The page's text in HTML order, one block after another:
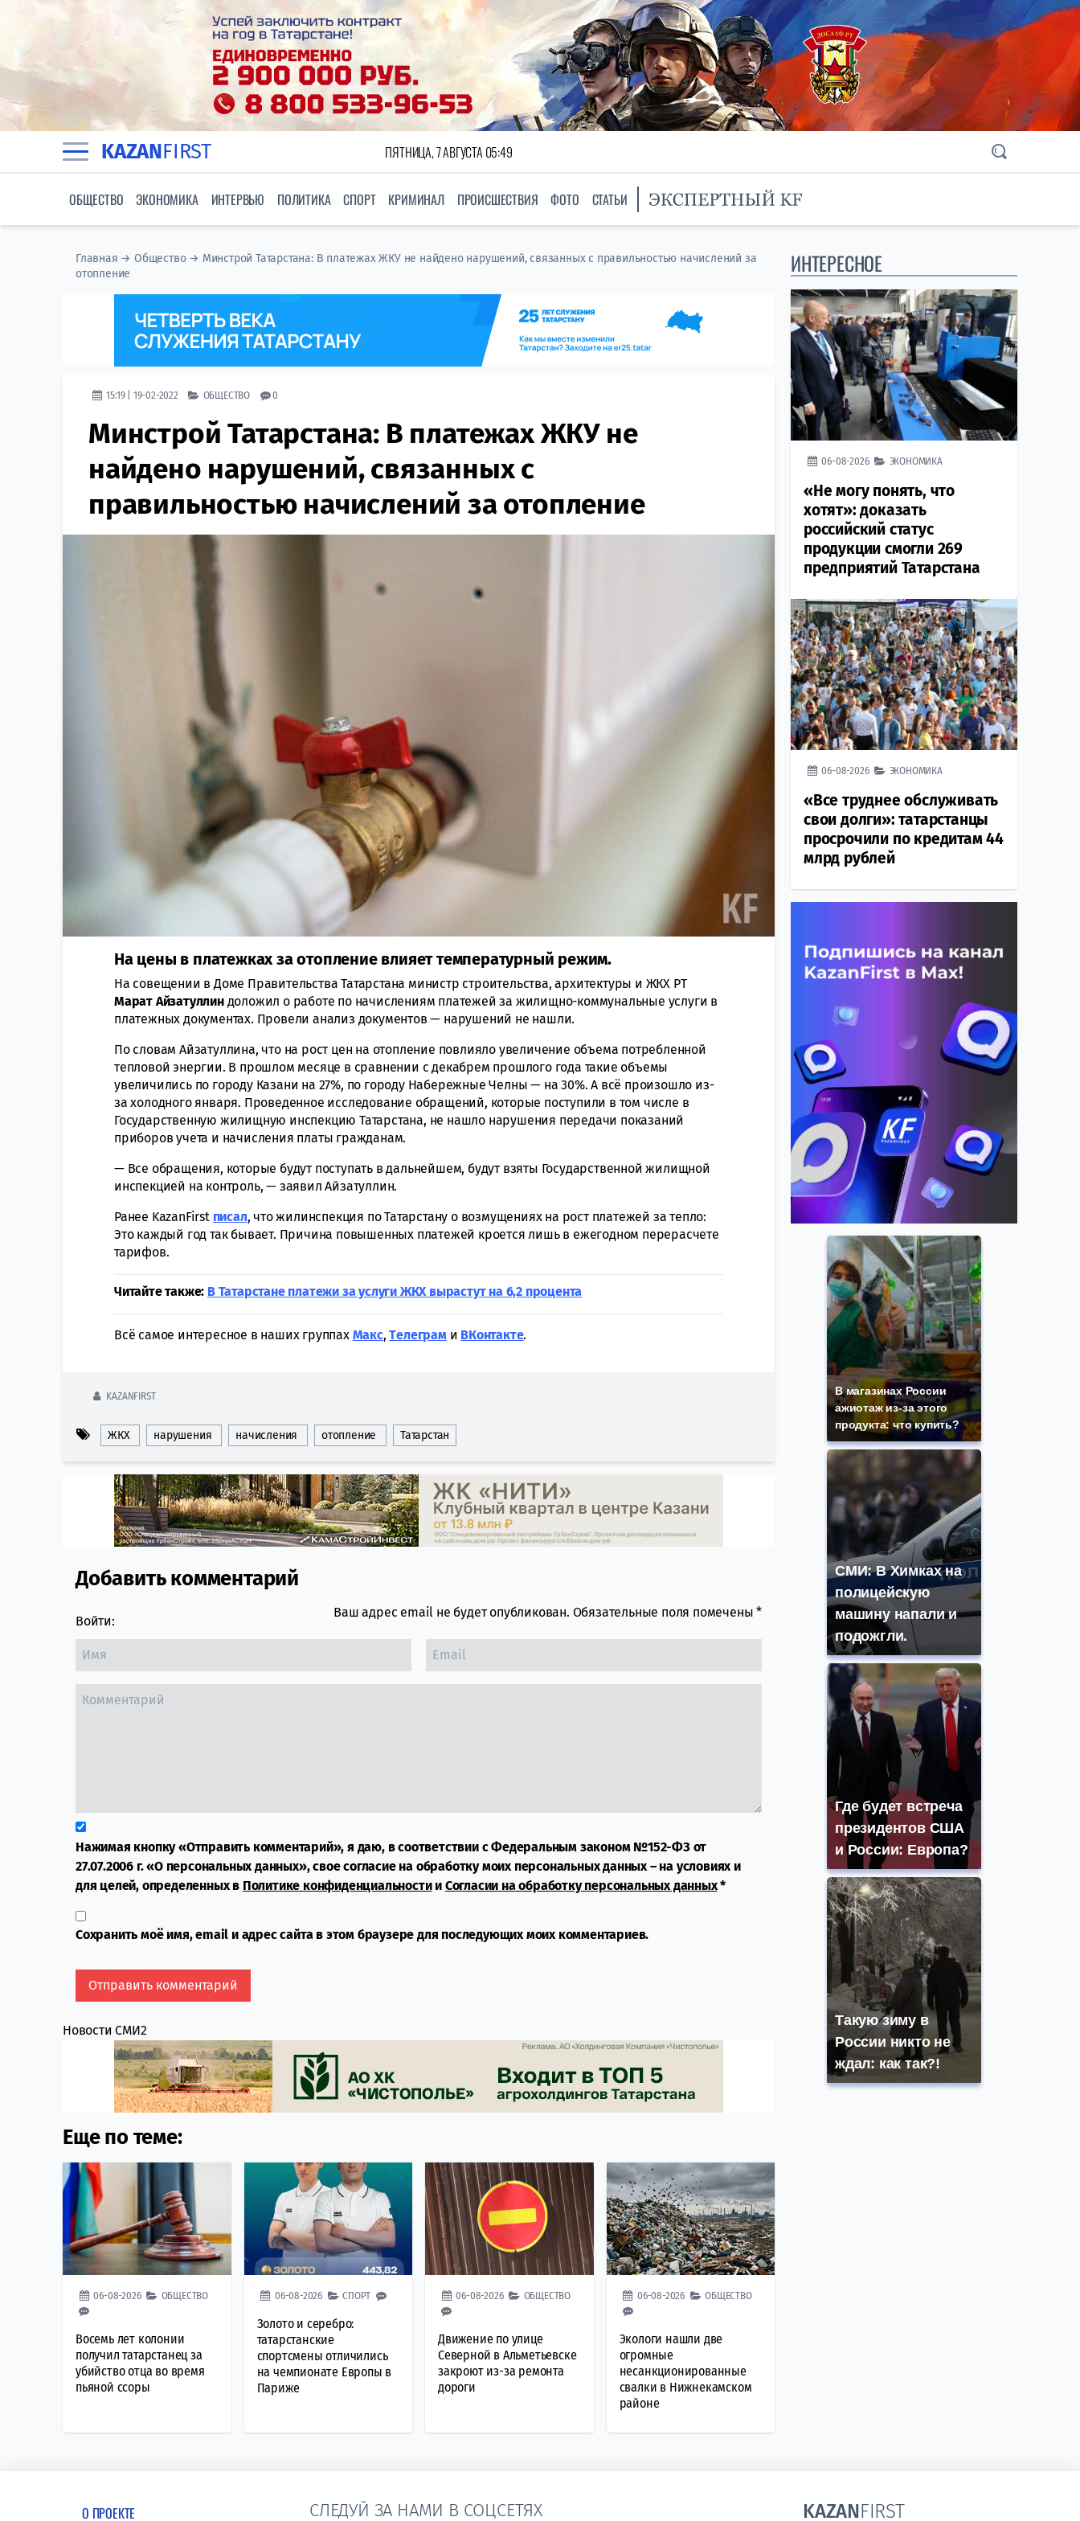
KAZANFIRST ПЯТНИЦА, 7 АВГУСТА 05:49
ОБЩЕСТВО ЭКОНОМИКА ИНТЕРВЬЮ ПОЛИТИКА СПОРТ КРИМИНАЛ ПРОИСШЕСТВИЯ ФОТО СТАТЬИ
Главная →Общество→ Минстрой Татарстана: В платежах ЖКУ не найдено нарушений, связанных с правильностью начислений за
отопление
15:19 | 19-02-2022 ОБЩЕСТВО 0
Минстрой Татарстана: В платежах ЖКУ не
найдено нарушений, связанных с
правильностью начислений за отопление
На цены в платежках за отопление влияет температурный режим.
На совещении в Доме Правительства Татарстана министр строительства, архитектуры и ЖКХ РТ
Марат Айзатуллиндоложил о работе по начислениям платежей за жилищно-коммунальные услуги в
платежных документах. Провели анализ документов — нарушений не нашли.
По словам Айзатуллина, что на рост цен на отопление повлияло увеличение объема потребленной
тепловой энергии. В прошлом месяце в сравнении с декабрем прошлого года такие объемы
увеличились по городу Казани на 27%, по городу Набережные Челны — на 30%. А всё произошло из-
за холодного января. Проведенное исследование обращений, которые поступили в том числе в
Государственную жилищную инспекцию Татарстана, не нашло нарушения передачи показаний
приборов учета и начисления платы гражданам.
— Все обращения, которые будут поступать в дальнейшем, будут взяты Государственной жилищной
инспекцией на контроль, — заявил Айзатуллин.
Ранее KazanFirst писал, что жилинспекция по Татарстану о возмущениях на рост платежей за тепло:
Это каждый год так бывает. Причина повышенных платежей кроется лишь в ежегодном перерасчете
тарифов.
Читайте также: В Татарстане платежи за услуги ЖКХ вырастут на 6,2 процента
Всё самое интересное в наших группах Макс,Tелеграми ВКонтакте.
KAZANFIRST
ЖКХ нарушения начисления отопление Татарстан
Comment section
Добавить комментарий
Войти:
Ваш адрес email не будет опубликован. Обязательные поля помечены*
Нажимая кнопку «Отправить комментарий», я даю, в соответствии с Федеральным законом №152-ФЗ от
27.07.2006 г. «О персональных данных», свое согласие на обработку моих персональных данных – на условиях и
для целей, определенных в Политике конфиденциальностии Согласии на обработку персональных данных*
Сохранить моё имя, email и адрес сайта в этом браузере для последующих моих комментариев.
Новости СМИ2
Еще по теме:
06-08-2026 ОБЩЕСТВО
Восемь лет колонии
получил татарстанец за
убийство отца во время
пьяной ссоры
06-08-2026 СПОРТ
Золото и серебро:
татарстанские
спортсмены отличились
на чемпионате Европы в
Париже
06-08-2026 ОБЩЕСТВО
Движение по улице
Северной в Альметьевске
закроют из-за ремонта
дороги
06-08-2026 ОБЩЕСТВО
Экологи нашли две
огромные
несанкционированные
свалки в Нижнекамском
районе
ИНТЕРЕСНОЕ
06-08-2026 ЭКОНОМИКА
«Не могу понять, что
хотят»: доказать
российский статус
продукции смогли 269
предприятий Татарстана
06-08-2026 ЭКОНОМИКА
«Все труднее обслуживать
свои долги»: татарстанцы
просрочили по кредитам 44
млрд рублей
В магазинах России
ажиотаж из-за этого
продукта: что купить?
СМИ: В Химках на
полицейскую
машину напали и
подожгли.
Где будет встреча
президентов США
и России: Европа?
Такую зиму в
России никто не
ждал: как так?!
О ПРОЕКТЕ СЛЕДУЙ ЗА НАМИ В СОЦСЕТЯХ KAZANFIRST